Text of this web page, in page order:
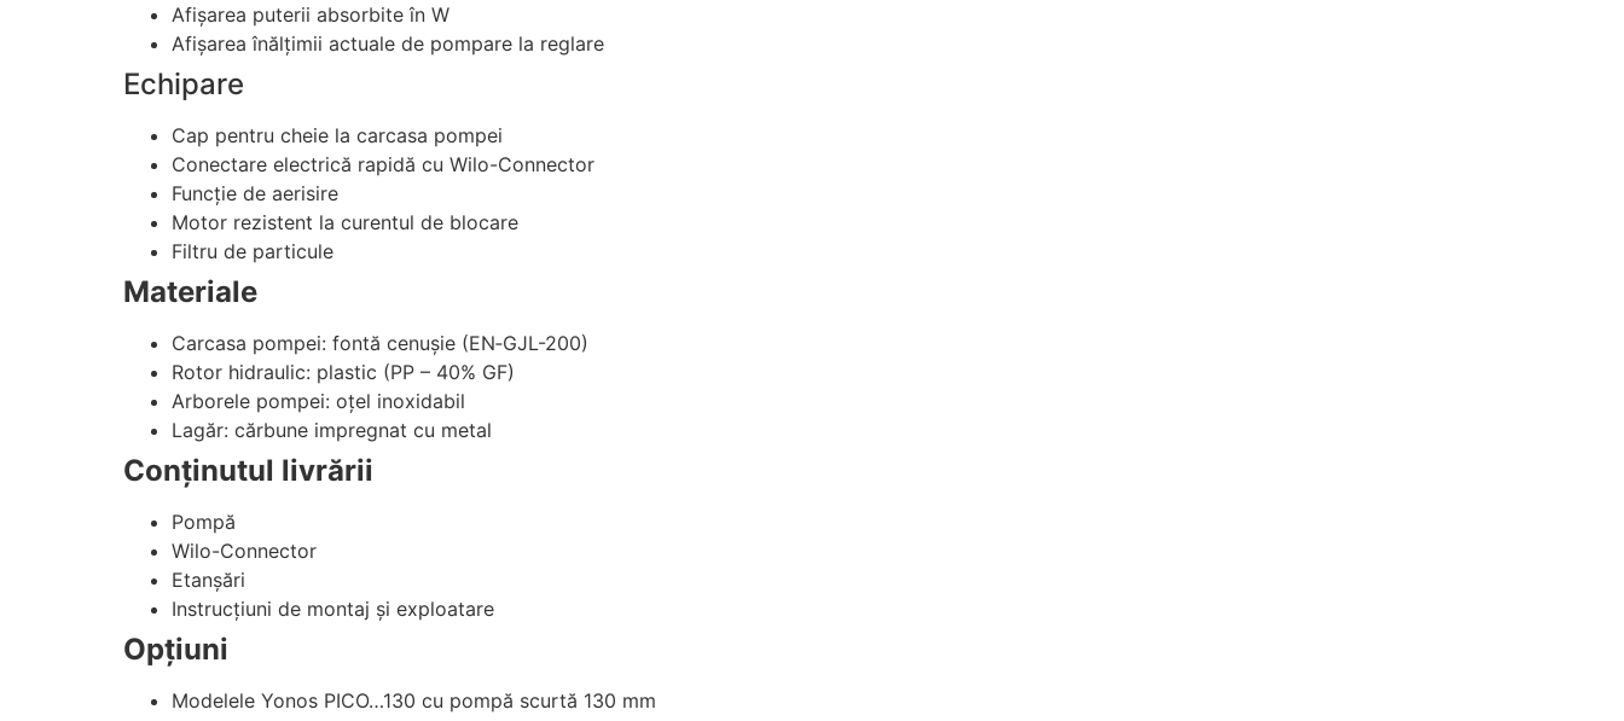
Afişarea puterii absorbite în W
Afişarea înălţimii actuale de pompare la reglare
Echipare
Cap pentru cheie la carcasa pompei
Conectare electrică rapidă cu Wilo-Connector
Funcţie de aerisire
Motor rezistent la curentul de blocare
Filtru de particule
Materiale
Carcasa pompei: fontă cenuşie (EN‐GJL-200)
Rotor hidraulic: plastic (PP – 40% GF)
Arborele pompei: oţel inoxidabil
Lagăr: cărbune impregnat cu metal
Conţinutul livrării
Pompă
Wilo-Connector
Etanşări
Instrucţiuni de montaj şi exploatare
Opţiuni
Modelele Yonos PICO…130 cu pompă scurtă 130 mm